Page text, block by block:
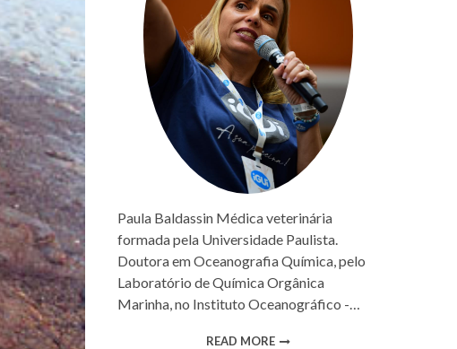
Paula Baldassin Médica veterinária
formada pela Universidade Paulista.
Doutora em Oceanografia Química, pelo
Laboratório de Química Orgânica
Marinha, no Instituto Oceanográfico -…
READ MORE